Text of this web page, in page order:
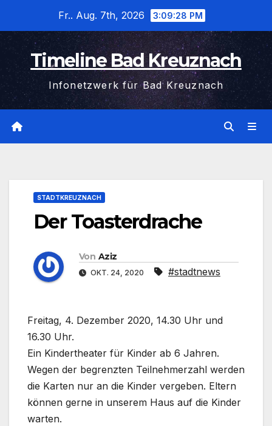
wechseln
Fr.. Aug. 7th, 2026 3:09:28 PM
Timeline Bad Kreuznach
Infonetzwerk für Bad Kreuznach
STADTKREUZNACH
Der Toasterdrache
Von Aziz
OKT. 24, 2020 #stadtnews
Freitag, 4. Dezember 2020, 14.30 Uhr und
16.30 Uhr.
Ein Kindertheater für Kinder ab 6 Jahren.
Wegen der begrenzten Teilnehmerzahl werden
die Karten nur an die Kinder vergeben. Eltern
können gerne in unserem Haus auf die Kinder
warten.